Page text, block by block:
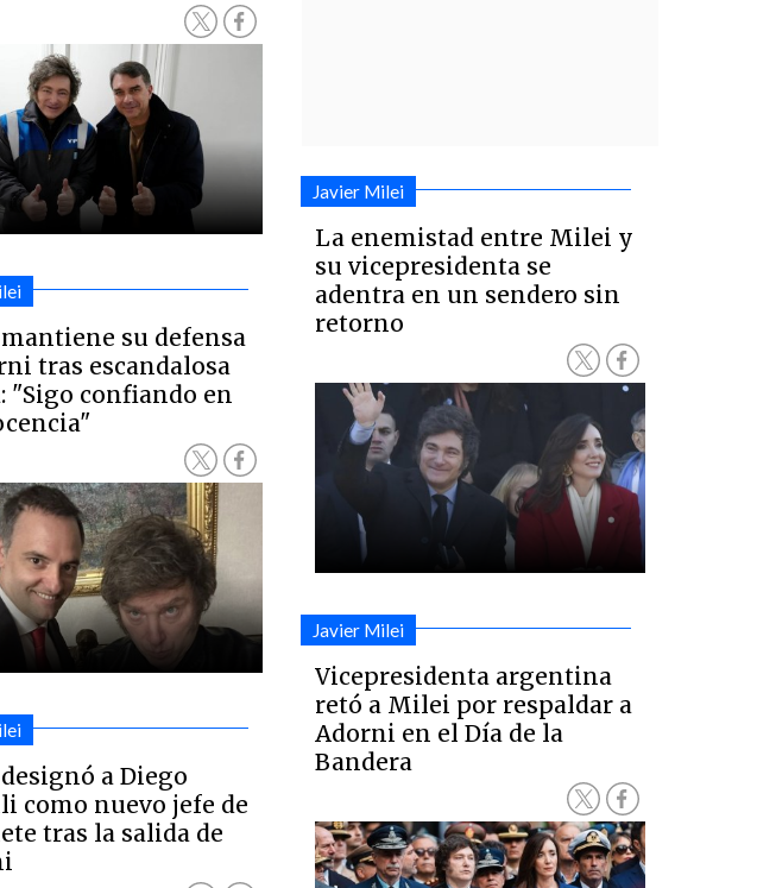
su defensa
tras escandalosa
"Sigo confiando en
a Diego
como nuevo jefe de
tras la salida de
Javier Milei
La enemistad entre Milei y
su vicepresidenta se
adentra en un sendero sin
retorno
Javier Milei
Vicepresidenta argentina
retó a Milei por respaldar a
Adorni en el Día de la
Bandera